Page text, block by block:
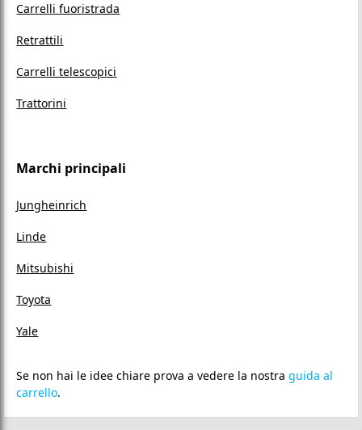
Carrelli fuoristrada
Retrattili
Carrelli telescopici
Trattorini
Marchi principali
Jungheinrich
Linde
Mitsubishi
Toyota
Yale
Se non hai le idee chiare prova a vedere la nostraguida al
carrello.